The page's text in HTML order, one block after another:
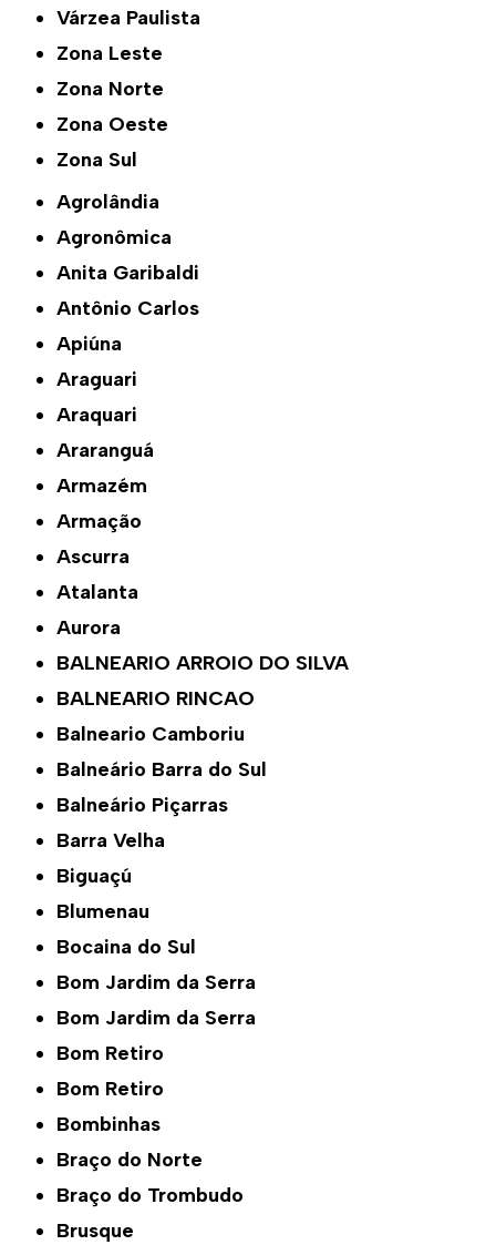
Várzea Paulista
Zona Leste
Zona Norte
Zona Oeste
Zona Sul
Agrolândia
Agronômica
Anita Garibaldi
Antônio Carlos
Apiúna
Araguari
Araquari
Araranguá
Armazém
Armação
Ascurra
Atalanta
Aurora
BALNEARIO ARROIO DO SILVA
BALNEARIO RINCAO
Balneario Camboriu
Balneário Barra do Sul
Balneário Piçarras
Barra Velha
Biguaçú
Blumenau
Bocaina do Sul
Bom Jardim da Serra
Bom Jardim da Serra
Bom Retiro
Bom Retiro
Bombinhas
Braço do Norte
Braço do Trombudo
Brusque